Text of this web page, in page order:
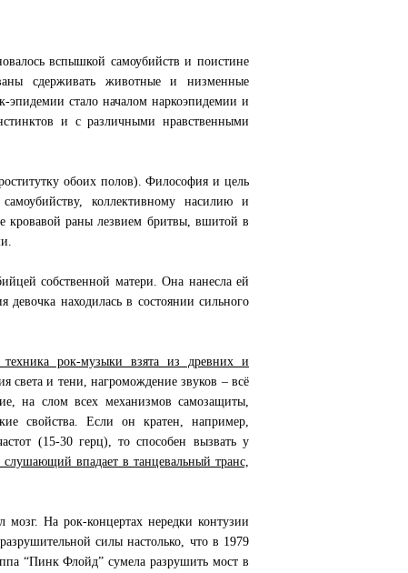
вспышкой самоубийств и поистине
сдерживать животные и низменные
эпидемии стало началом наркоэпидемии и
и с различными нравственными
обоих полов). Философия и цель
коллективному насилию и
кровавой раны лезвием бритвы, вшитой в
собственной матери. Она нанесла ей
находилась в состоянии сильного
техника рок-музыки взята из древних и
света и тени, нагромождение звуков – всё
на слом всех механизмов самозащиты,
свойства. Если он кратен, например,
(15-30 герц), то способен вызвать у
впадает в танцевальный транс,
мозг. На рок-концертах нередки контузии
силы настолько, что в 1979
“Пинк Флойд” сумела разрушить мост в